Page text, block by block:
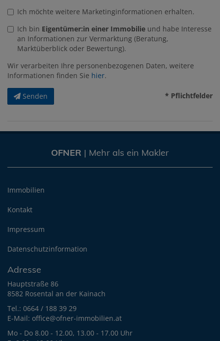
Ich möchte weitere Marketinginformationen erhalten.
Ich bin Eigentümer:in einer Immobilie und habe Interesse
an Informationen zur Vermarktung (Beratung,
Marktüberblick oder Bewertung).
Wir verarbeiten Ihre personenbezogenen Daten, weitere
Informationen finden Sie hier.
Senden * Pflichtfelder
OFNER | Mehr als ein Makler
Immobilien
Kontakt
Impressum
Datenschutzinformation
Adresse
Hauptstraße 86
8582 Rosental an der Kainach
Tel.: 0664 / 188 39 29
E-Mail: office@ofner-immobilien.at
Mo - Do 8.00 - 12.00, 13.00 - 17.00 Uhr